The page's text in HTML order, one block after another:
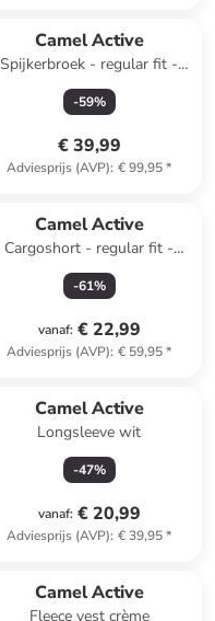
Camel Active
Spijkerbroek - regular fit -
blauw
-59%
€ 39,99
Adviesprijs (AVP): € 99,95*
Camel Active
Cargoshort - regular fit -
lichtblauw
-61%
vanaf: € 22,99
Adviesprijs (AVP): € 59,95*
Camel Active
Longsleeve wit
-47%
vanaf: € 20,99
Adviesprijs (AVP): € 39,95*
Camel Active
Fleece vest crème